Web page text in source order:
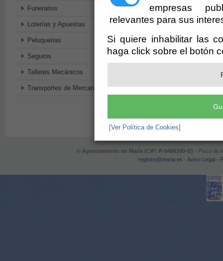
empresas
relevantes para sus
Si quiere inhabilitar las
haga click sobre el botón
[Ver Política de Cookies]
Funerarios
Loterías y Apuestas
Peluquerias
Seguros
Talleres Mecánicos
Transportes de Mercancias
© Ayuntamiento de María (CIF: P-0406300-D) - Plaza de
registro@maria.es -Aviso Legal -